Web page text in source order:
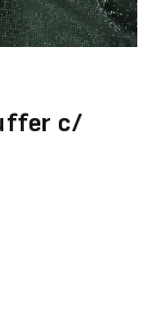
c/